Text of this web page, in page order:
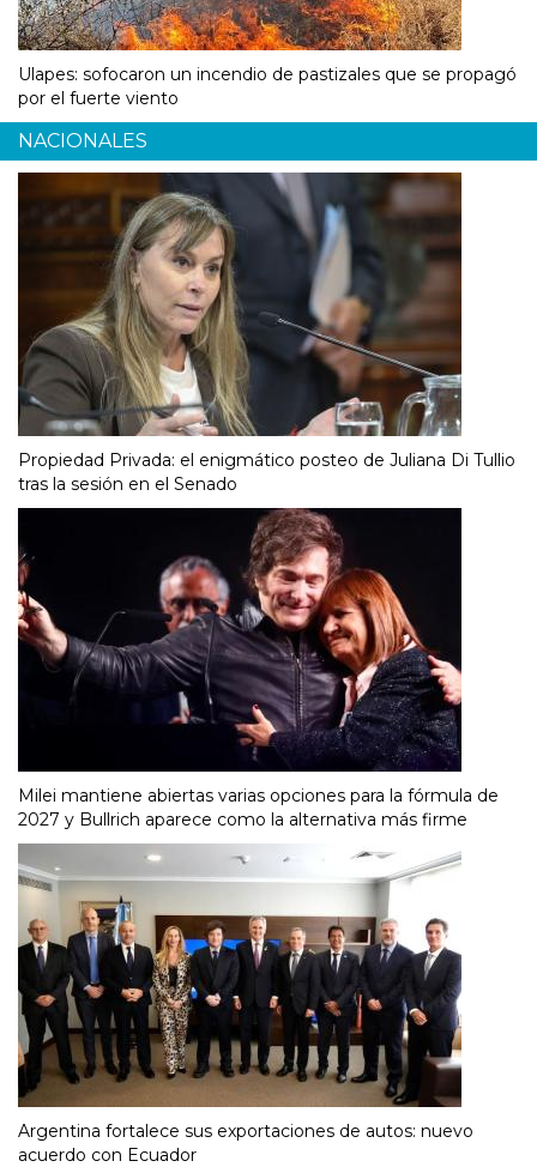
Ulapes: sofocaron un incendio de pastizales que se propagó
por el fuerte viento
NACIONALES
Propiedad Privada: el enigmático posteo de Juliana Di Tullio
tras la sesión en el Senado
Milei mantiene abiertas varias opciones para la fórmula de
2027 y Bullrich aparece como la alternativa más firme
Argentina fortalece sus exportaciones de autos: nuevo
acuerdo con Ecuador